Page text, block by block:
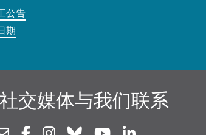
公告
期
交媒体与我们联系